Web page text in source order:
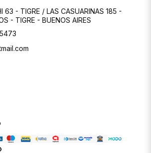
63 - TIGRE / LAS CASUARINAS 185 -
- TIGRE - BUENOS AIRES